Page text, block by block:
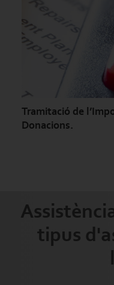
Tramitació de
Donacions.
tipus